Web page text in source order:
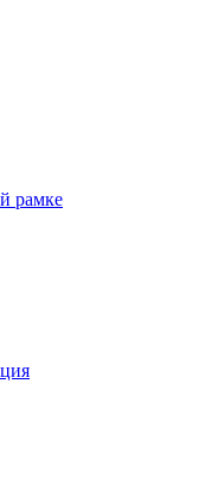
рамке